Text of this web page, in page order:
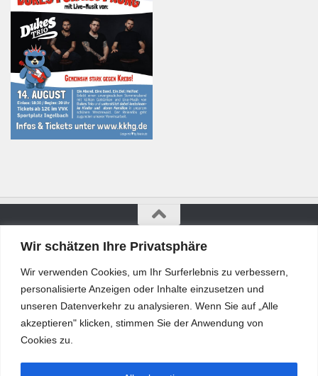
Wir schätzen Ihre Privatsphäre
Wir verwenden Cookies, um Ihr Surferlebnis zu verbessern,
personalisierte Anzeigen oder Inhalte einzusetzen und
unseren Datenverkehr zu analysieren. Wenn Sie auf „Alle
akzeptieren" klicken, stimmen Sie der Anwendung von
Cookies zu.
Bürgerkurier © 2026. Alle Rechte vorbehalten.